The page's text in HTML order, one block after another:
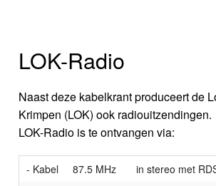
LOK-Radio
Naast deze kabelkrant produceert de
Krimpen (LOK) ook radiouitzendingen.
LOK-Radio is te ontvangen via:
- Kabel 87.5 MHz
in stereo met